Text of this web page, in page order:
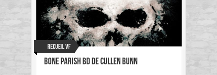
Recueil VF
Bone Parish BD de Cullen Bunn